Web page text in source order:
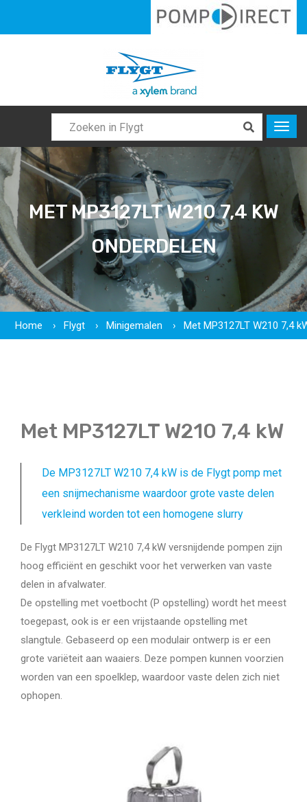
MET MP3127LT W210 7,4 KW
ONDERDELEN
Home Flygt Minigemalen Met MP3127LT W210 7,4
Met MP3127LT W210 7,4 kW
De MP3127LT W210 7,4 kW is de Flygt pomp met
een snijmechanisme waardoor grote vaste delen
verkleind worden tot een homogene slurry
De Flygt MP3127LT W210 7,4 kW versnijdende pompen zijn
hoog efficiënt en geschikt voor het verwerken van vaste
delen in afvalwater.
De opstelling met voetbocht (P opstelling) wordt het meest
toegepast, ook is er een vrijstaande opstelling met
slangtule. Gebaseerd op een modulair ontwerp is er een
grote variëteit aan waaiers. Deze pompen kunnen voorzien
worden van een spoelklep, waardoor vaste delen zich niet
ophopen.